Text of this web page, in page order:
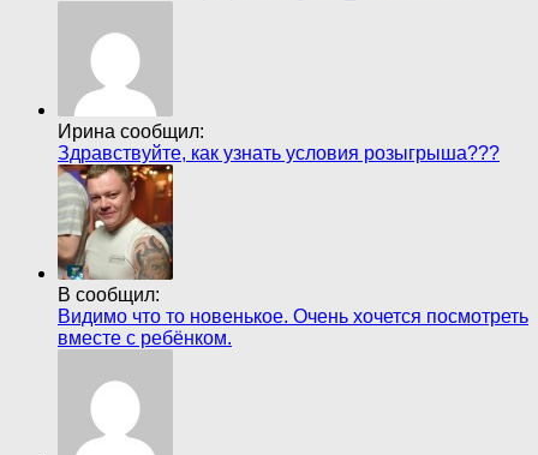
Ирина сообщил:
Здравствуйте, как узнать условия розыгрыша???
В сообщил:
Видимо что то новенькое. Очень хочется посмотреть
вместе с ребёнком.